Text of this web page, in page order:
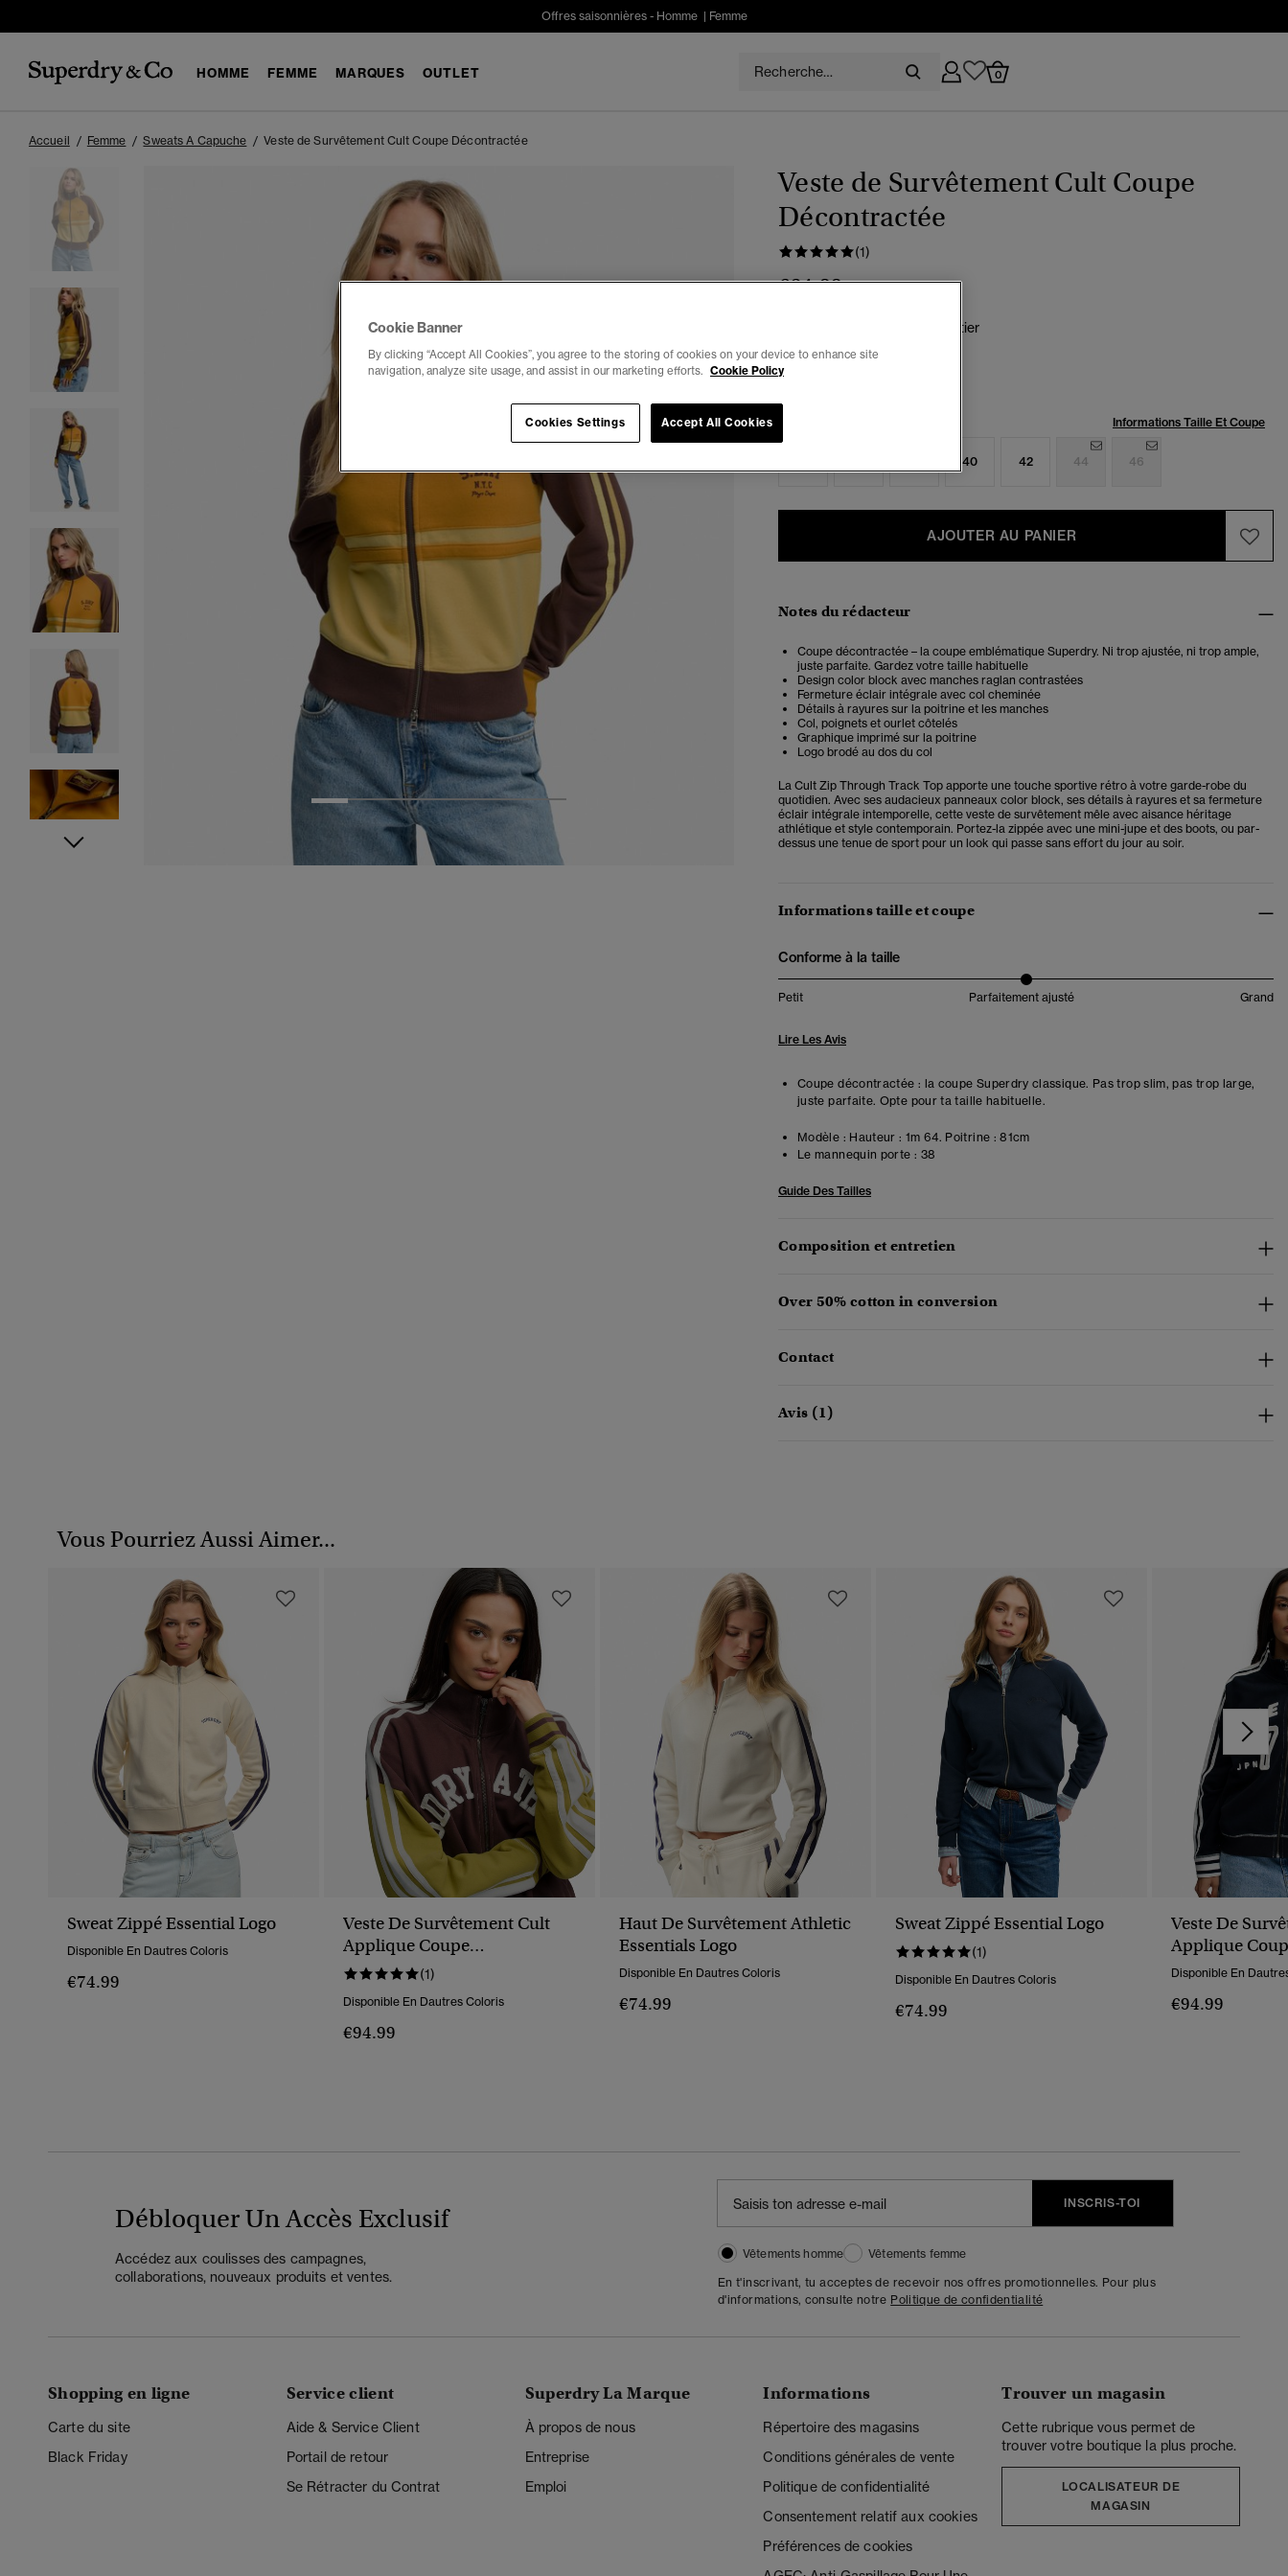
Offres saisonnières - Homme| Femme
HOMME FEMME MARQUES OUTLET 0
Accueil Femme Sweats A Capuche Veste de Survêtement Cult Coupe Décontractée
3 5 6 7
Veste de Survêtement Cult Coupe
Décontractée
(1)
€64.99
brun café/jaune côtier
sélectionné
Informations Taille Et Coupe
40 42 44 46
AJOUTER AU PANIER
Notes du rédacteur
Coupe décontractée – la coupe emblématique Superdry. Ni trop ajustée, ni trop ample,
juste parfaite. Gardez votre taille habituelle
Design color block avec manches raglan contrastées
Fermeture éclair intégrale avec col cheminée
Détails à rayures sur la poitrine et les manches
Col, poignets et ourlet côtelés
Graphique imprimé sur la poitrine
Logo brodé au dos du col
La Cult Zip Through Track Top apporte une touche sportive rétro à votre garde-robe du
quotidien. Avec ses audacieux panneaux color block, ses détails à rayures et sa fermeture
éclair intégrale intemporelle, cette veste de survêtement mêle avec aisance héritage
athlétique et style contemporain. Portez-la zippée avec une mini-jupe et des boots, ou par-
dessus une tenue de sport pour un look qui passe sans effort du jour au soir.
Informations taille et coupe
Conforme à la taille
Petit Parfaitement ajusté Grand
Lire Les Avis
Coupe décontractée : la coupe Superdry classique. Pas trop slim, pas trop large,
juste parfaite. Opte pour ta taille habituelle.
Modèle : Hauteur : 1m 64. Poitrine : 81cm
Le mannequin porte : 38
Guide Des Tailles
Composition et entretien
Over 50% cotton in conversion
Contact
Avis (1)
Vous Pourriez Aussi Aimer...
Sweat Zippé Essential Logo
Disponible En Dautres Coloris
€74.99
Veste De Survêtement Cult
Applique Coupe
Décontractée
(1)
Disponible En Dautres Coloris
€94.99
Haut De Survêtement Athletic
Essentials Logo
Disponible En Dautres Coloris
€74.99
Sweat Zippé Essential Logo
(1)
Disponible En Dautres Coloris
€74.99
Veste De
Applique
Décontractée
Disponible En
€94.99
Débloquer Un Accès Exclusif
Accédez aux coulisses des campagnes,
collaborations, nouveaux produits et ventes.
INSCRIS-TOI
Vêtements homme
Vêtements femme
En t'inscrivant, tu acceptes de recevoir nos offres promotionnelles. Pour plus
d'informations, consulte notre Politique de confidentialité
Shopping en ligne
Carte du site
Black Friday
Service client
Aide & Service Client
Portail de retour
Se Rétracter du Contrat
Superdry La Marque
À propos de nous
Entreprise
Emploi
Informations
Répertoire des magasins
Conditions générales de vente
Politique de confidentialité
Consentement relatif aux cookies
Préférences de cookies
Trouver un magasin
Cette rubrique vous permet de
trouver votre boutique la plus proche.
LOCALISATEUR DE
MAGASIN
Cookie Banner
By clicking “Accept All Cookies”, you agree to the storing of cookies on your device to enhance site
navigation, analyze site usage, and assist in our marketing efforts. Cookie Policy
Cookies Settings Accept All Cookies